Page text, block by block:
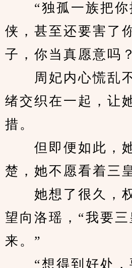
“独孤一族把你
侠，甚至还要害了
子，你当真愿意吗
周妃内心慌乱不
绪交织在一起，让
措。
但即便如此，她
楚，她不愿看着三
她想了很久，权
望向洛瑶，“我要三
来。”
“想得到好处，